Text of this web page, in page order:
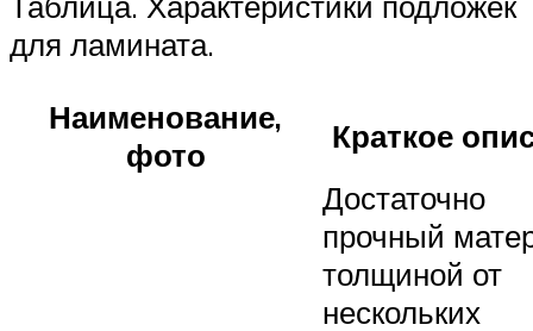
для ламината.
Наименование,
фото
Краткое
Достаточно
прочный
толщиной от
нескольких